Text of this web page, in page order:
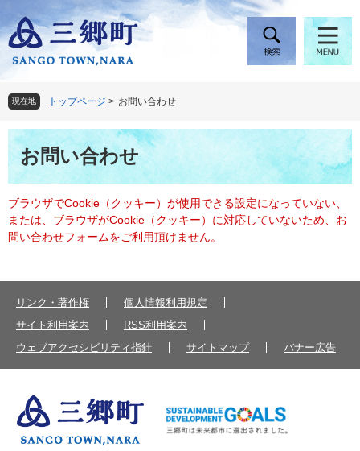
ー
ジ
頭
で
す
ニ
ュ
飛
ば
し
現在地 トップページ > お問い合わせ
本
文お問い合わせ
ブラウザでCookie（クッキー）が使用できる設定になっていない、
または、ブラウザがCookie（クッキー）に対応していないため、お
問い合わせフォームをご利用頂けません。
リンク・著作権
個人情報利用規定
サイト利用案内
RSS利用案内
ウェブアクセシビリティ指針
サイトマップ バナー広告